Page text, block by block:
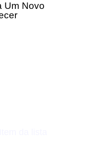
Um Novo